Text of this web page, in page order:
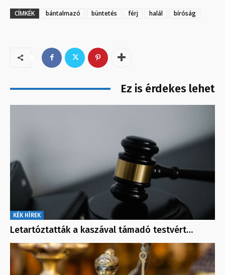
CÍMKÉK bántalmazó büntetés férj halál bíróság
Ez is érdekes lehet
KÉK HÍREK
Letartóztatták a kaszával támadó testvért…